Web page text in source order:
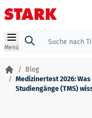
Zum Inhalt
Menü
Suche
/ Blog
/ Medizinertest 2026:
Studiengänge (TMS)